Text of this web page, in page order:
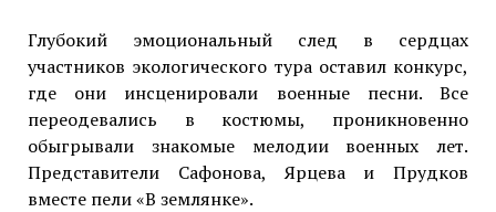
Глубокий эмоциональный след в сердцах
участников экологического тура оставил конкурс,
где они инсценировали военные песни. Все
переодевались в костюмы, проникновенно
обыгрывали знакомые мелодии военных лет.
Представители Сафонова, Ярцева и Прудков
вместе пели «В землянке».